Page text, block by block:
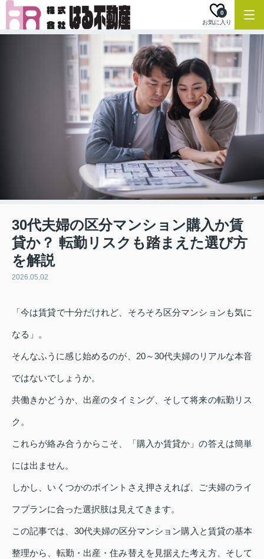
お気に入り
0
30代夫婦の区分マンション購入か賃
貸か？ 転勤リスクも踏まえた選び方
を解説
2026.05.02
「今は賃貸で十分だけれど、そろそろ区分マンションも気に
なる」。
そんなふうに感じ始めるのが、20～30代夫婦のリアルな本音
ではないでしょうか。
共働きかどうか、出産のタイミング、そして将来の転勤リス
ク。
これらが絡み合うからこそ、「購入か賃貸か」の答えは簡単
には出ません。
しかし、いくつかのポイントさえ押さえれば、ご夫婦のライ
フプランに合った選択肢は見えてきます。
この記事では、30代夫婦の区分マンション購入と賃貸の基本
整理から、転勤・出産・住み替えを見据えた考え方、そして